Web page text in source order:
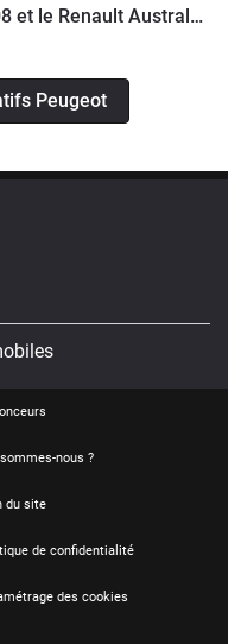
et le Renault Austral
Peugeot
nous ?
du site
de confidentialité
des cookies